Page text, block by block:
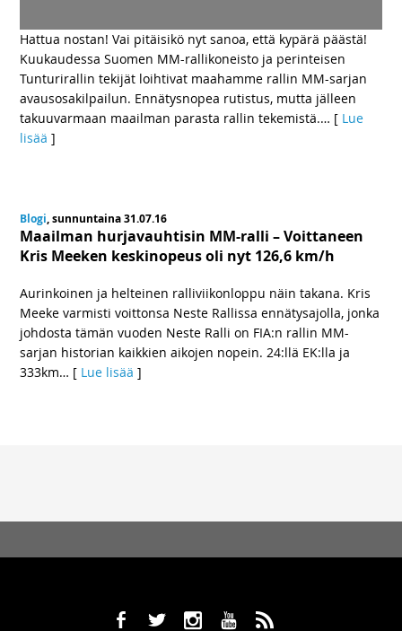
Hattua nostan! Vai pitäisikö nyt sanoa, että kypärä päästä!
Kuukaudessa Suomen MM-rallikoneisto ja perinteisen
Tunturirallin tekijät loihtivat maahamme rallin MM-sarjan
avausosakilpailun. Ennätysnopea rutistus, mutta jälleen
takuuvarmaan maailman parasta rallin tekemistä.… [ Lue
lisää ]
Blogi, sunnuntaina 31.07.16
Maailman hurjavauhtisin MM-ralli – Voittaneen
Kris Meeken keskinopeus oli nyt 126,6 km/h
Aurinkoinen ja helteinen ralliviikonloppu näin takana. Kris
Meeke varmisti voittonsa Neste Rallissa ennätysajolla, jonka
johdosta tämän vuoden Neste Ralli on FIA:n rallin MM-
sarjan historian kaikkien aikojen nopein. 24:llä EK:lla ja
333km… [ Lue lisää ]
b a x r ,